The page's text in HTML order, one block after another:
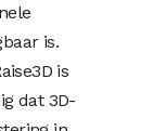
is.
is
dat 3D-